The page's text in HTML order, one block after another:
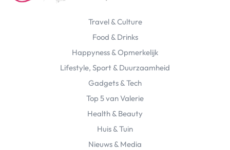
Travel & Culture
Food & Drinks
Happyness & Opmerkelijk
Lifestyle, Sport & Duurzaamheid
Gadgets & Tech
Top 5 van Valerie
Health & Beauty
Huis & Tuin
Nieuws & Media